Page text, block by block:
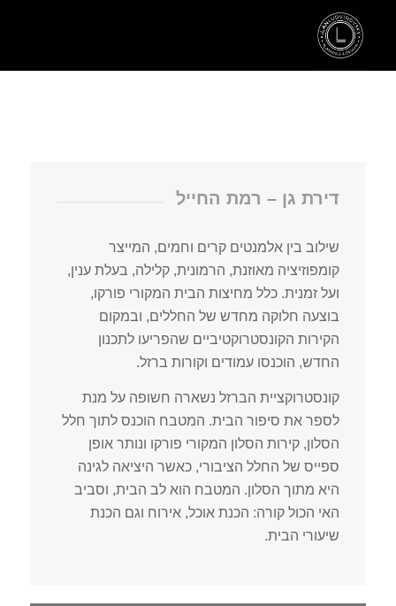
דירת גן – רמת החייל
שילוב בין אלמנטים קרים וחמים, המייצר
קומפוזיציה מאוזנת, הרמונית, קלילה, בעלת ענין,
ועל זמנית. כלל מחיצות הבית המקורי פורקו,
בוצעה חלוקה מחדש של החללים, ובמקום
הקירות הקונסטרוקטיביים שהפריעו לתכנון
החדש, הוכנסו עמודים וקורות ברזל.
קונסטרוקציית הברזל נשארה חשופה על מנת
לספר את סיפור הבית. המטבח הוכנס לתוך חלל
הסלון, קירות הסלון המקורי פורקו ונותר אופן
ספייס של החלל הציבורי, כאשר היציאה לגינה
היא מתוך הסלון. המטבח הוא לב הבית, וסביב
האי הכול קורה: הכנת אוכל, אירוח וגם הכנת
שיעורי הבית.